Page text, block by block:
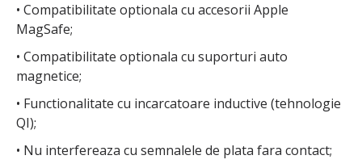
• Compatibilitate optionala cu accesorii Apple
MagSafe;
• Compatibilitate optionala cu suporturi auto
magnetice;
• Functionalitate cu incarcatoare inductive (tehnologie
QI);
• Nu interfereaza cu semnalele de plata fara contact;